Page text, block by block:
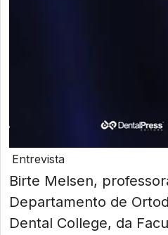
Entrevista
Birte Melsen,
Departamento de
Dental College, da